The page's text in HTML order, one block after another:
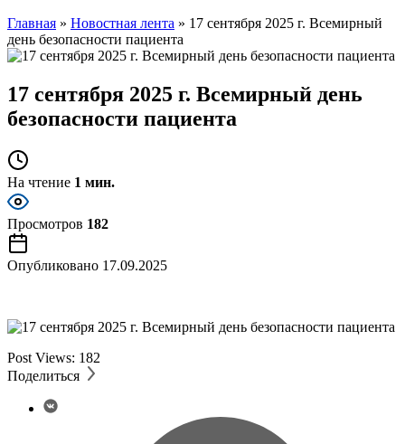
Главная » Новостная лента » 17 сентября 2025 г. Всемирный
день безопасности пациента
17 сентября 2025 г. Всемирный день
безопасности пациента
На чтение 1 мин.
Просмотров 182
Опубликовано 17.09.2025
Post Views: 182
Поделиться